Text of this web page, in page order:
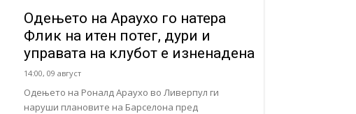
Одењето на Араухо го натера
Флик на итен потег, дури и
управата на клубот е изненадена
14:00, 09 август
Одењето на Роналд Араухо во Ливерпул ги
наруши плановите на Барселона пред